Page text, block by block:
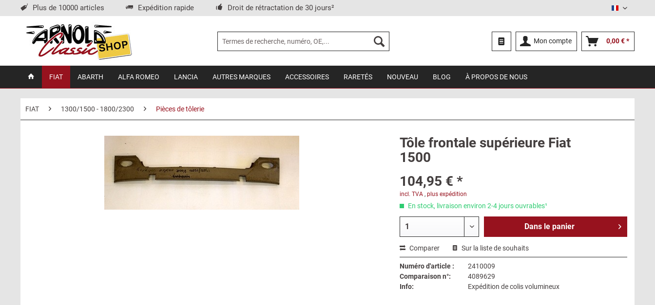
Plus de 10000 articles Expédition rapide Droit de rétractation de 30 jours² Français
Mon compte 0,00 € *
FIAT ABARTH ALFA ROMEO LANCIA AUTRES MARQUES ACCESSOIRES RARETÉS NOUVEAU BLOG À PROPOS DE NOUS
FIAT 1300/1500 - 1800/2300 Pièces de tôlerie
Tôle frontale supérieure Fiat
1500
104,95 € *
incl. TVA, plus expédition
En stock, livraison environ 2-4 jours ouvrables¹
Dans le panier
Comparer Sur la liste de souhaits
Numéro d'article :
2410009
Comparaison n°:
4089629
Info:
Expédition de colis volumineux